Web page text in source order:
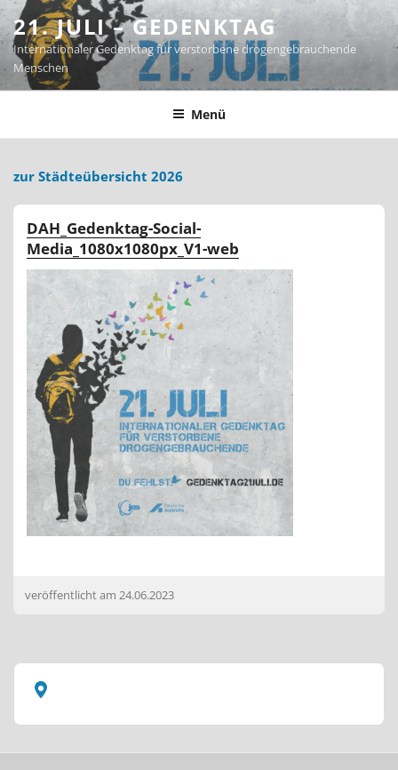
Zum
Inhalt
springen
21. JULI – GEDENKTAG
Internationaler Gedenktag für verstorbene drogengebrauchende
Menschen
Menü
zur Städteübersicht 2026
DAH_Gedenktag-Social-
Media_1080x1080px_V1-web
veröffentlicht am 24.06.2023